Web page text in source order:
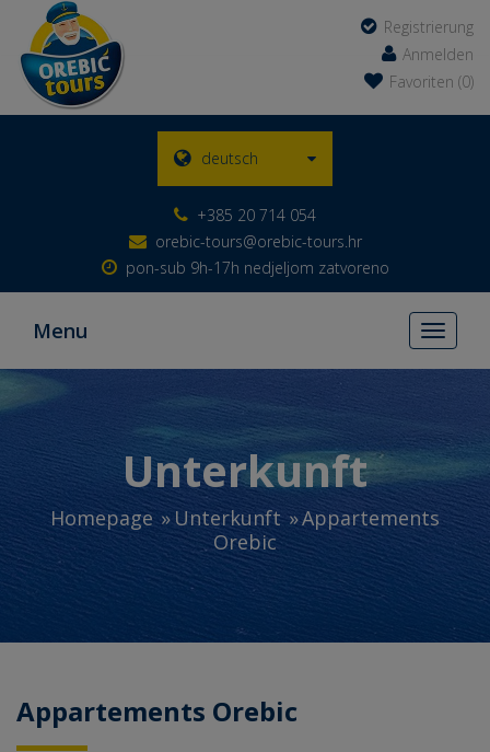
Registrierung
Anmelden
Favoriten (0)
deutsch
+385 20 714 054
orebic-tours@orebic-tours.hr
pon-sub 9h-17h nedjeljom zatvoreno
Toggle
Menu
Unterkunft
Homepage Unterkunft
Appartements
Orebic
Appartements Orebic